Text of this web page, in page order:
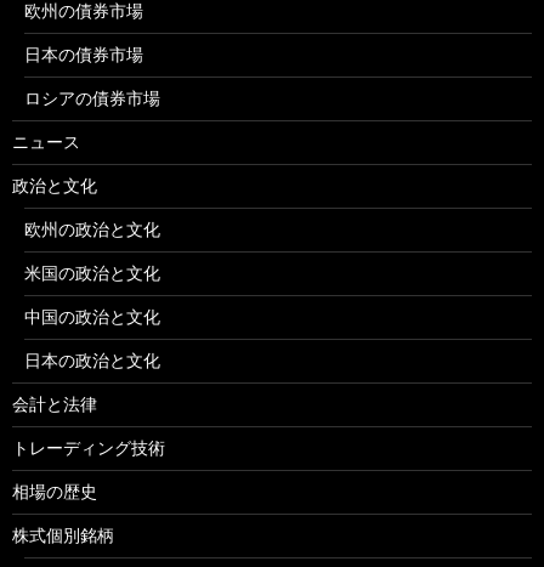
欧州の債券市場
日本の債券市場
ロシアの債券市場
ニュース
政治と文化
欧州の政治と文化
米国の政治と文化
中国の政治と文化
日本の政治と文化
会計と法律
トレーディング技術
相場の歴史
株式個別銘柄